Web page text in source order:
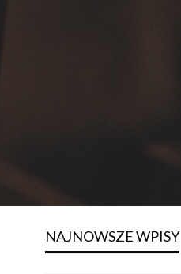
NAJNOWSZE WPISY